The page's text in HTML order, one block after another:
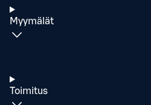
Myymälät
Toimitus